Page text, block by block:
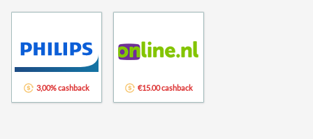
3,00% cashback €15.00 cashback